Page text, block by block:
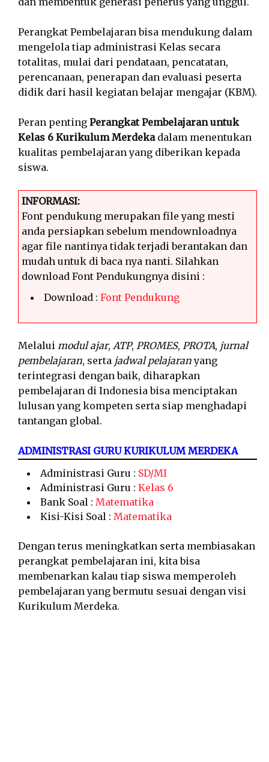
Perangkat Pembelajaran bisa mendukung dalam
mengelola tiap administrasi Kelas secara
totalitas, mulai dari pendataan, pencatatan,
perencanaan, penerapan dan evaluasi peserta
didik dari hasil kegiatan belajar mengajar (KBM).
Peran penting Perangkat Pembelajaran untuk
Kelas 6 Kurikulum Merdekadalam menentukan
kualitas pembelajaran yang diberikan kepada
siswa.
INFORMASI:
Font pendukung merupakan file yang mesti
anda persiapkan sebelum mendownloadnya
agar file nantinya tidak terjadi berantakan dan
mudah untuk di baca nya nanti. Silahkan
download Font Pendukungnya disini :
Download : Font Pendukung
Melalui modul ajar, ATP, PROMES, PROTA, jurnal
pembelajaran, serta jadwal pelajaranyang
terintegrasi dengan baik, diharapkan
pembelajaran di Indonesia bisa menciptakan
lulusan yang kompeten serta siap menghadapi
tantangan global.
ADMINISTRASI GURU KURIKULUM MERDEKA
Administrasi Guru : SD/MI
Administrasi Guru : Kelas 6
Bank Soal : Matematika
Kisi-Kisi Soal : Matematika
Dengan terus meningkatkan serta membiasakan
perangkat pembelajaran ini, kita bisa
membenarkan kalau tiap siswa memperoleh
pembelajaran yang bermutu sesuai dengan visi
Kurikulum Merdeka.